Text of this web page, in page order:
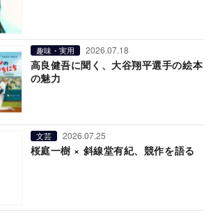
趣味・実用 2026.07.18
高良健吾に聞く、大谷翔平選手の絵本
の魅力
文芸 2026.07.25
桜庭一樹 × 斜線堂有紀、競作を語る